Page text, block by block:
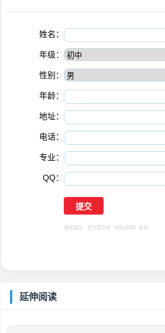
姓名：
年级：
性别：
年龄：
地址：
电话：
专业：
QQ：
选择提交，视为您同意 《隐私保障》 条例
延伸阅读